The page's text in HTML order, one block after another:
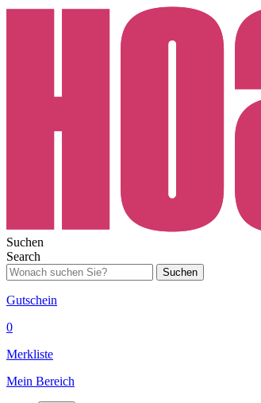
Suchen
Search
Suchen
Gutschein
0
Merkliste
Mein Bereich